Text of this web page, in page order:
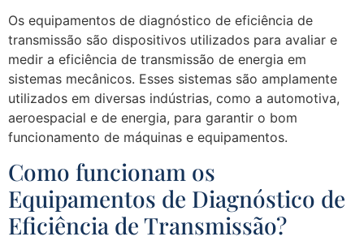
Os equipamentos de diagnóstico de eficiência de
transmissão são dispositivos utilizados para avaliar e
medir a eficiência de transmissão de energia em
sistemas mecânicos. Esses sistemas são amplamente
utilizados em diversas indústrias, como a automotiva,
aeroespacial e de energia, para garantir o bom
funcionamento de máquinas e equipamentos.
Como funcionam os
Equipamentos de Diagnóstico de
Eficiência de Transmissão?